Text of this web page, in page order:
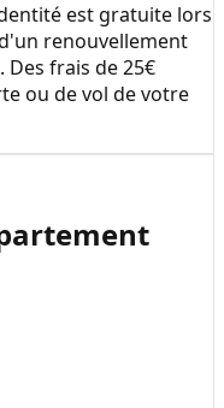
est gratuite lors
renouvellement
frais de 25€
ou de vol de votre